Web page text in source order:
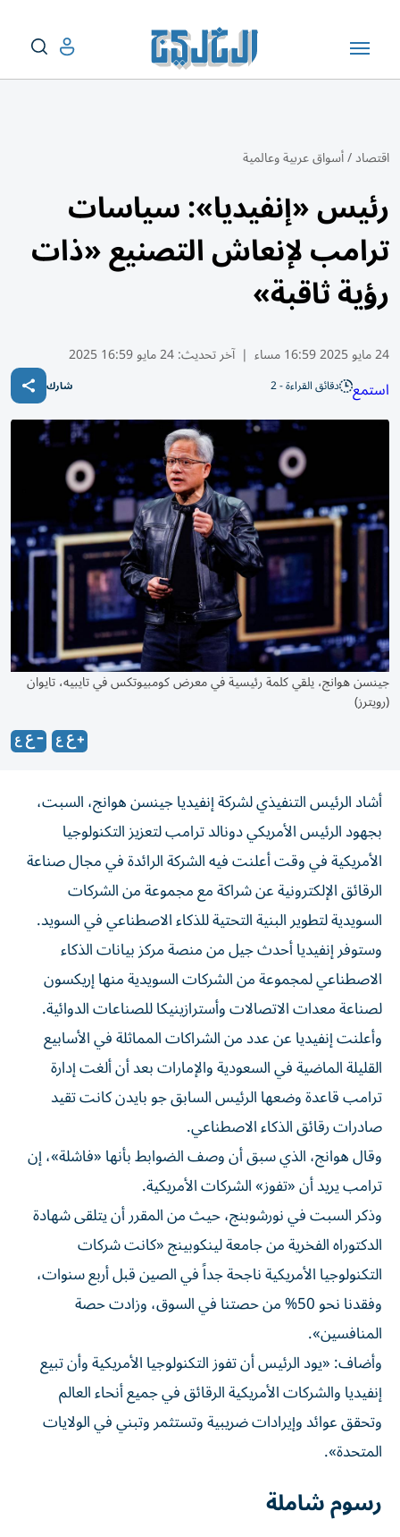
اقتصاد/أسواق عربية وعالمية
رئيس «إنفيديا»: سياسات
ترامب لإنعاش التصنيع «ذات
رؤية ثاقبة»
24 مايو 2025 16:59 مساء | آخر تحديث:24 مايو 16:59 2025
استمع دقائق القراءة - 2 شارك
جينسن هوانج، يلقي كلمة رئيسية في معرض كومبيوتكس في تايبيه، تايوان
(رويترز)
أشاد الرئيس التنفيذي لشركة إنفيديا جينسن هوانج، السبت،
بجهود الرئيس الأمريكي دونالد ترامب لتعزيز التكنولوجيا
الأمريكية في وقت أعلنت فيه الشركة الرائدة في مجال صناعة
الرقائق الإلكترونية عن شراكة مع مجموعة من الشركات
السويدية لتطوير البنية التحتية للذكاء الاصطناعي في السويد.
وستوفر إنفيديا أحدث جيل من منصة مركز بيانات الذكاء
الاصطناعي لمجموعة من الشركات السويدية منها إريكسون
لصناعة معدات الاتصالات وأسترازينيكا للصناعات الدوائية.
وأعلنت إنفيديا عن عدد من الشراكات المماثلة في الأسابيع
القليلة الماضية في السعودية والإمارات بعد أن ألغت إدارة
ترامب قاعدة وضعها الرئيس السابق جو بايدن كانت تقيد
صادرات رقائق الذكاء الاصطناعي.
وقال هوانج، الذي سبق أن وصف الضوابط بأنها «فاشلة»، إن
ترامب يريد أن «تفوز» الشركات الأمريكية.
وذكر السبت في نورشوبنج، حيث من المقرر أن يتلقى شهادة
الدكتوراه الفخرية من جامعة لينكوبينج «كانت شركات
التكنولوجيا الأمريكية ناجحة جداً في الصين قبل أربع سنوات،
وفقدنا نحو 50% من حصتنا في السوق، وزادت حصة
المنافسين».
وأضاف: «يود الرئيس أن تفوز التكنولوجيا الأمريكية وأن تبيع
إنفيديا والشركات الأمريكية الرقائق في جميع أنحاء العالم
وتحقق عوائد وإيرادات ضريبية وتستثمر وتبني في الولايات
المتحدة».
رسوم شاملة